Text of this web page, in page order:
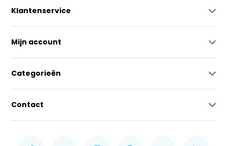
Klantenservice
Mijn account
Categorieën
Contact